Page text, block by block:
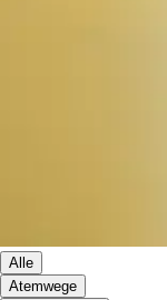
Alle
Atemwege